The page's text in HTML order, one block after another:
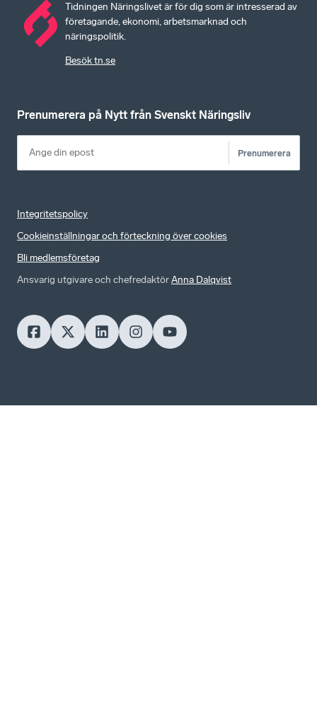
Tidningen Näringslivet är för dig som är intresserad av
företagande, ekonomi, arbetsmarknad och
näringspolitik.
Besök tn.se
Prenumerera på Nytt från Svenskt Näringsliv
Prenumerera
Integritetspolicy
Cookieinställningar och förteckning över cookies
Bli medlemsföretag
Ansvarig utgivare och chefredaktörAnna Dalqvist